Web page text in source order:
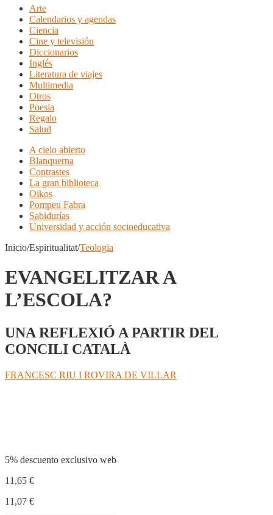
Arte
Calendarios y agendas
Ciencia
Cine y televisión
Diccionarios
Inglés
Literatura de viajes
Multimedia
Otros
Poesia
Regalo
Salud
A cielo abierto
Blanquerna
Contrastes
La gran biblioteca
Oikos
Pompeu Fabra
Sabidurías
Universidad y acción socioeducativa
Inicio/Espiritualitat/Teologia
EVANGELITZAR A
L’ESCOLA?
UNA REFLEXIÓ A PARTIR DEL
CONCILI CATALÀ
FRANCESC RIU I ROVIRA DE VILLAR
5% descuento exclusivo web
11,65 €
11,07 €